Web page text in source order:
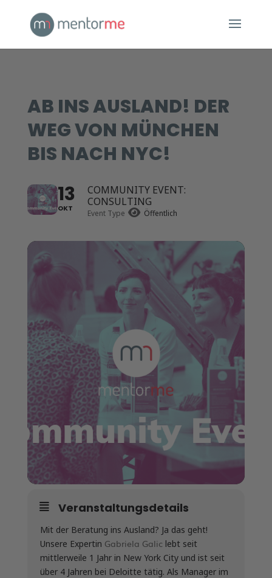
AB INS AUSLAND! DER
WEG VON MÜNCHEN
BIS NACH NYC!
13
OKT
COMMUNITY EVENT:
CONSULTING
Event Type Öffentlich
Veranstaltungsdetails
Mit der Beratung ins Ausland? Ja das geht!
Unsere Expertin Gabriela Galic lebt seit
mittlerweile 1 Jahr in New York City und ist seit
über 4 Jahren bei Deloitte tätig. Als Manager im